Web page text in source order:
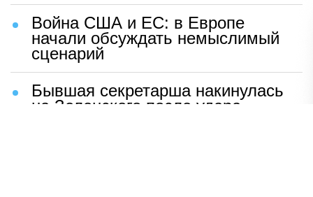
Война США и ЕС: в Европе
начали обсуждать немыслимый
сценарий
Бывшая секретарша накинулась
на Зеленского после удара